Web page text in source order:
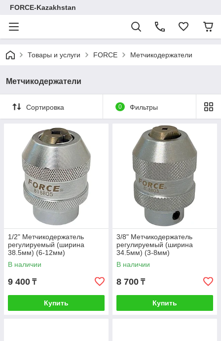
FORCE-Kazakhstan
Товары и услуги FORCE Метчикодержатели
Метчикодержатели
Сортировка 0 Фильтры
1/2" Метчикодержатель
регулируемый (ширина
38.5мм) (6-12мм)
В наличии
9 400 ₸
Купить
3/8" Метчикодержатель
регулируемый (ширина
34.5мм) (3-8мм)
В наличии
8 700 ₸
Купить